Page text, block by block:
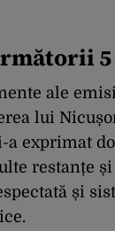
5
ale
lui
a exprimat
restanțe
și